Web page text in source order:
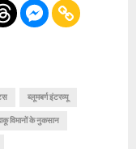
ब्लूमबर्ग इंटरव्यू
विमानों के नुकसान